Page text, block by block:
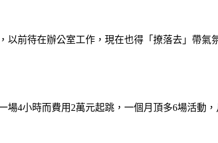
前待在辦公室工作，現在也得「撩落去」帶氣
4小時而費用2萬元起跳，一個月頂多6場活動